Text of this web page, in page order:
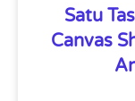
Satu
Canvas